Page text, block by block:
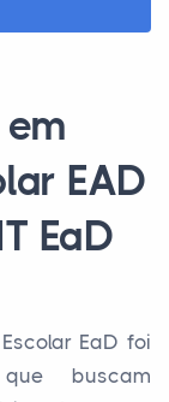
EAD
EaD
EaD foi
buscam